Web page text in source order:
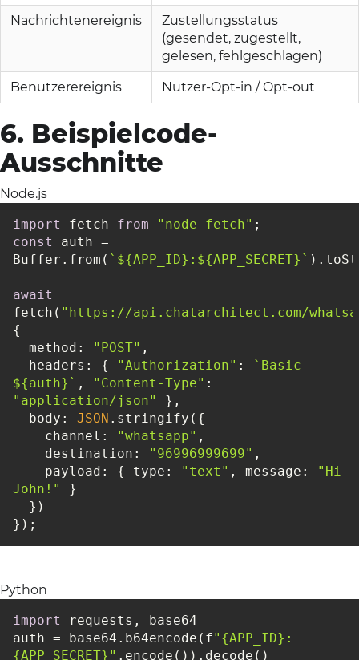
Nachrichtenereignis
Zustellungsstatus
(gesendet, zugestellt,
gelesen, fehlgeschlagen)
Benutzerereignis Nutzer-Opt-in / Opt-out
6. Beispielcode-
Ausschnitte
Node.js
import
fetch from "node-fetch"
const
auth =
Buffer.from( ` ${APP_ID} : ${APP_SECRET} `
await
fetch( "https://api.chatarchitect.com/
method : "POST"
headers : { "Authorization" :
${auth} ` , "Content-Type"
"application/json"
body : JSON
channel : "whatsapp"
destination : "96996999699"
payload : { type : "text" , message :
"Hi
John!"
});
Python
import
auth = base64.b64encode(f"{APP_ID}:
{APP_SECRET}"